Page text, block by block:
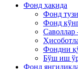
Фонд ҳақида
Фонд
Фонд
Саволлар
Фондни
Бўш иш
Фонд